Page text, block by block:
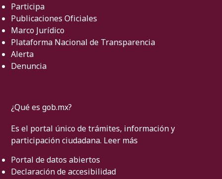
Participa
Publicaciones Oficiales
Marco Jurídico
Plataforma Nacional de Transparencia
Alerta
Denuncia
¿Qué es gob.mx?
Es el portal único de trámites, información y
participación ciudadana. Leer más
Portal de datos abiertos
Declaración de accesibilidad